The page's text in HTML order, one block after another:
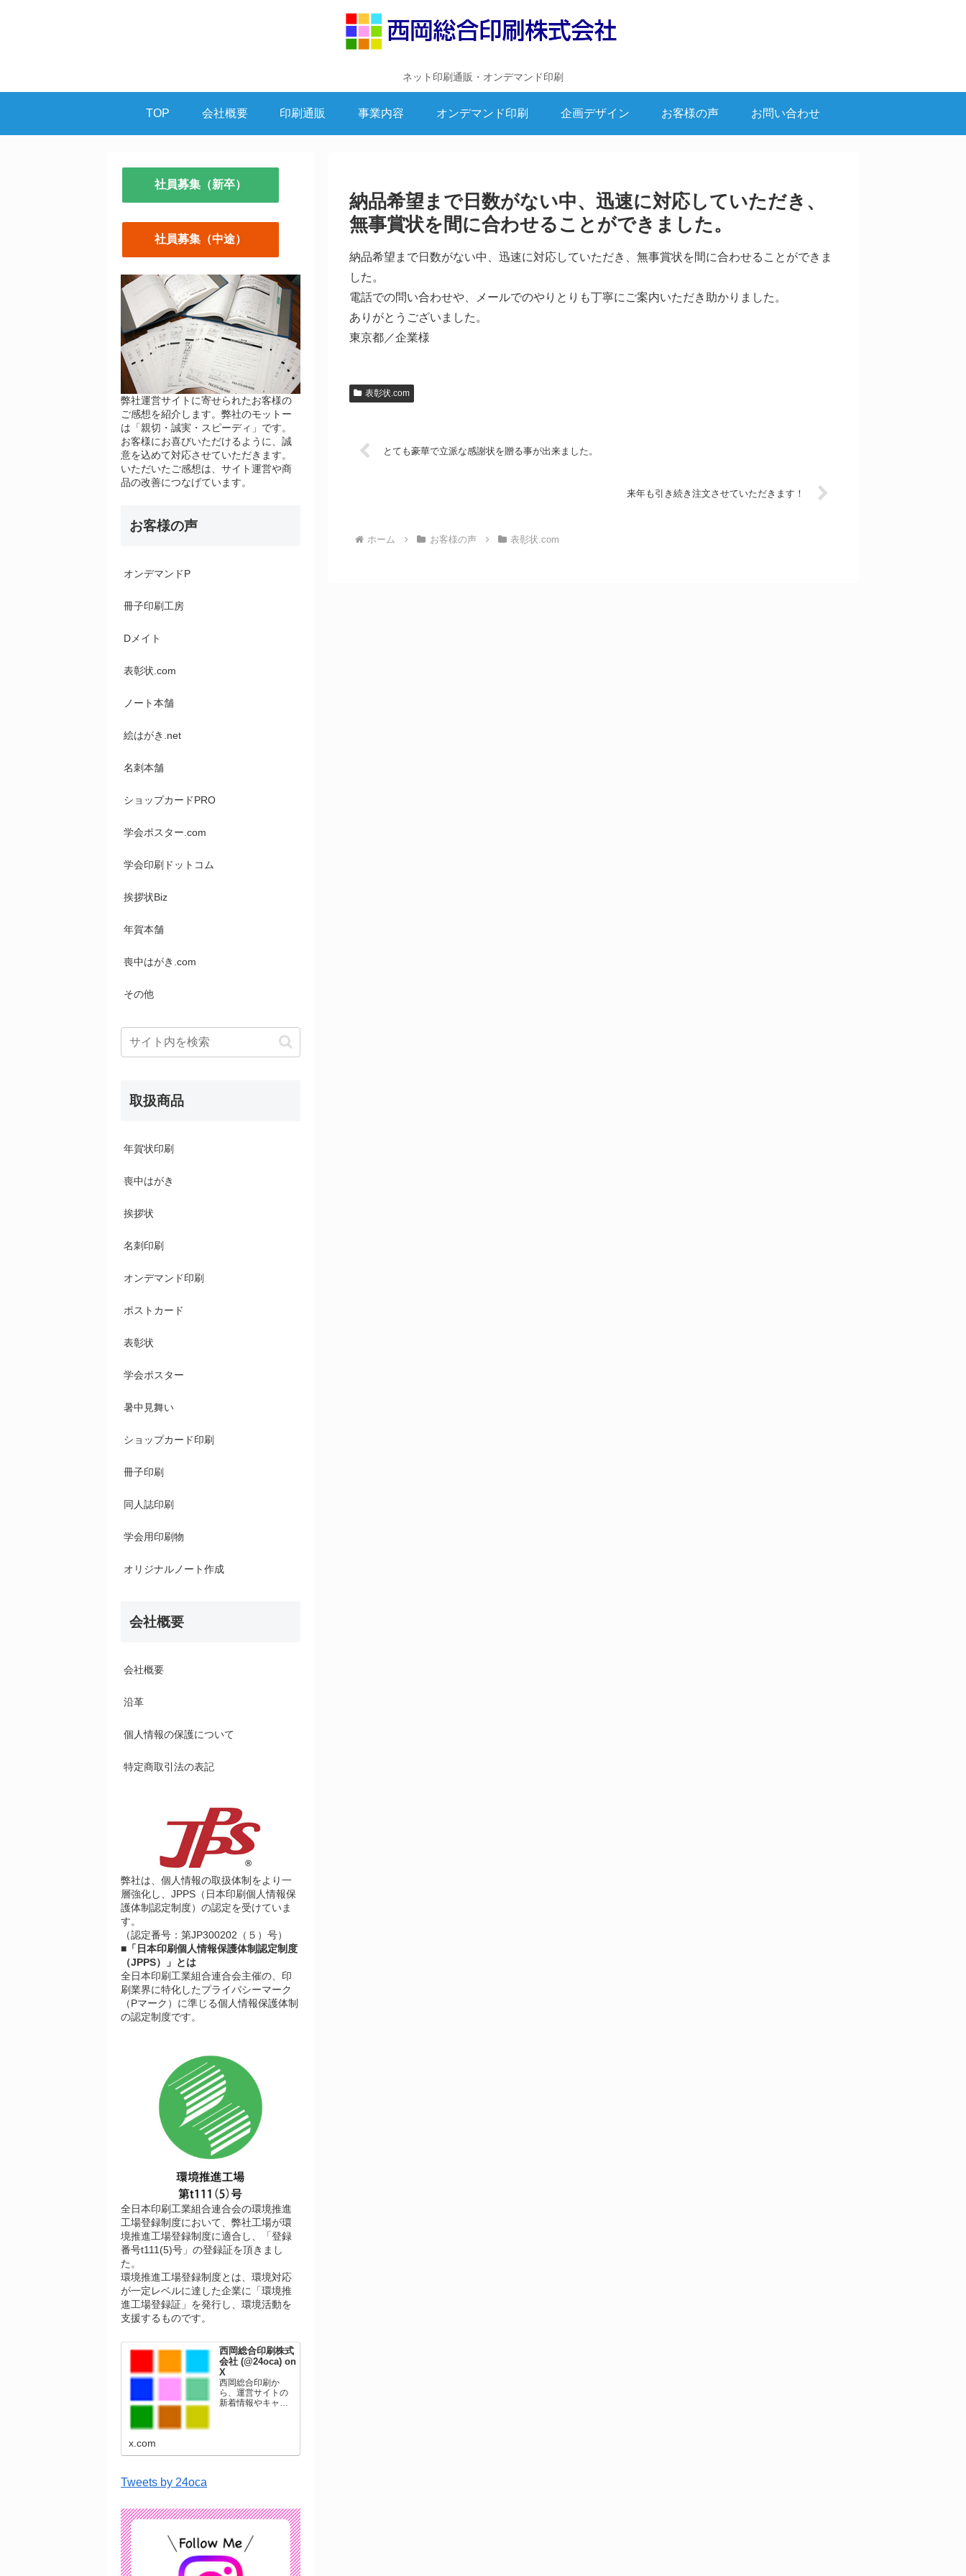
ネット印刷通販・オンデマンド印刷
TOP 会社概要 印刷通販 事業内容 オンデマンド印刷 企画デザイン お客様の声 お問い合わせ
納品希望まで日数がない中、迅速に対応していただき、
無事賞状を間に合わせることができました。
納品希望まで日数がない中、迅速に対応していただき、無事賞状を間に合わせることができま
した。
電話での問い合わせや、メールでのやりとりも丁寧にご案内いただき助かりました。
ありがとうございました。
東京都／企業様
表彰状.com
とても豪華で立派な感謝状を贈る事が出来ました。
来年も引き続き注文させていただきます！
ホーム お客様の声 表彰状.com
社員募集（新卒）
社員募集（中途）
弊社運営サイトに寄せられたお客様の
ご感想を紹介します。弊社のモットー
は「親切・誠実・スピーディ」です。
お客様にお喜びいただけるように、誠
意を込めて対応させていただきます。
いただいたご感想は、サイト運営や商
品の改善につなげています。
お客様の声
オンデマンドP
冊子印刷工房
Dメイト
表彰状.com
ノート本舗
絵はがき.net
名刺本舗
ショップカードPRO
学会ポスター.com
学会印刷ドットコム
挨拶状Biz
年賀本舗
喪中はがき.com
その他
取扱商品
年賀状印刷
喪中はがき
挨拶状
名刺印刷
オンデマンド印刷
ポストカード
表彰状
学会ポスター
暑中見舞い
ショップカード印刷
冊子印刷
同人誌印刷
学会用印刷物
オリジナルノート作成
会社概要
会社概要
沿革
個人情報の保護について
特定商取引法の表記
弊社は、個人情報の取扱体制をより一
層強化し、JPPS（日本印刷個人情報保
護体制認定制度）の認定を受けていま
す。
（認定番号：第JP300202（５）号）
■「日本印刷個人情報保護体制認定制度
（JPPS）」とは
全日本印刷工業組合連合会主催の、印
刷業界に特化したプライバシーマーク
（Pマーク）に準じる個人情報保護体制
の認定制度です。
全日本印刷工業組合連合会の環境推進
工場登録制度において、弊社工場が環
境推進工場登録制度に適合し、「登録
番号t111(5)号」の登録証を頂きまし
た。
環境推進工場登録制度とは、環境対応
が一定レベルに達した企業に「環境推
進工場登録証」を発行し、環境活動を
支援するものです。
西岡総合印刷株式
会社 (@24oca) on
X
西岡総合印刷か
ら、運営サイトの
新着情報やキャン
ています。
x.com
Tweets by 24oca